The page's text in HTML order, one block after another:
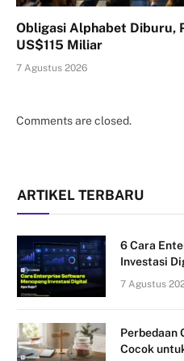
Obligasi Alphabet Diburu,
US$115 Miliar
7 Agustus 2026
Comments are closed.
ARTIKEL TERBARU
6 Cara
Investasi
7 Agustus
Perbedaan
Cocok